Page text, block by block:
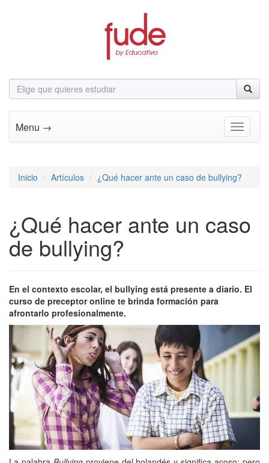
Menu → Toggle
Inicio Artículos ¿Qué hacer ante un caso de bullying?
¿Qué hacer ante un caso
de bullying?
En el contexto escolar, el bullying está presente a diario. El
curso de preceptor online te brinda formación para
afrontarlo profesionalmente.